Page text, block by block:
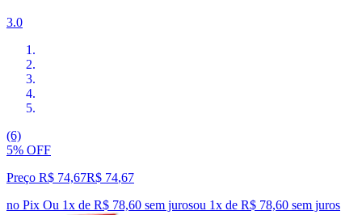
3.0
(6)
5% OFF
Preço R$ 74,67R$ 74,67
no Pix Ou 1x de R$ 78,60 sem jurosou 1x de R$ 78,60 sem juros